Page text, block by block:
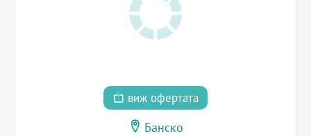
виж офертата
Банско